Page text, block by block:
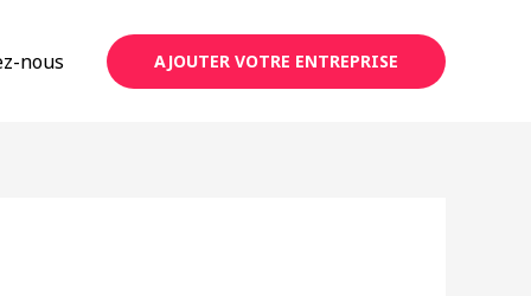
nous AJOUTER VOTRE ENTREPRISE